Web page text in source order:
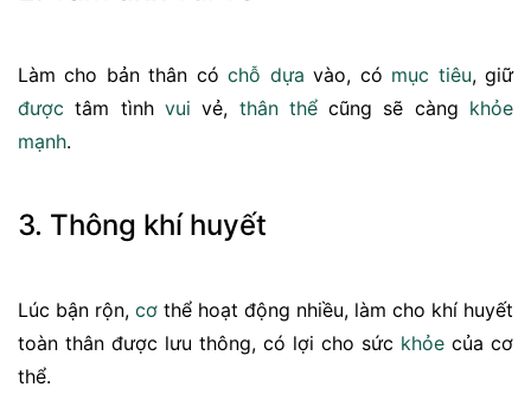
Làm cho bản thân cóchỗ dựa vào, có mục tiêu, giữ
được tâm tình vui vẻ, thân thểcũng sẽ càng khỏe
mạnh.
3. Thông khí huyết
Lúc bận rộn, cơ thể hoạt động nhiều, làm cho khí huyết
toàn thân được lưu thông, có lợi cho sức khỏe của cơ
thể.